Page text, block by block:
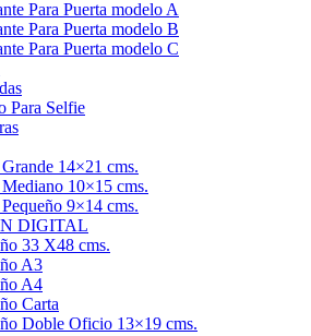
Para Puerta modelo A
Para Puerta modelo B
Para Puerta modelo C
Para Selfie
14×21 cms.
10×15 cms.
9×14 cms.
DIGITAL
33 X48 cms.
A3
A4
Carta
Doble Oficio 13×19 cms.